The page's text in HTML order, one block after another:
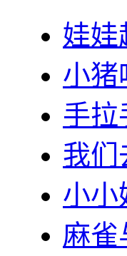
娃娃
小猪
手拉
我们
小小
麻雀